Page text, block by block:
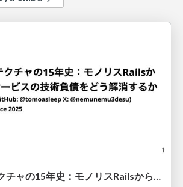
Qiitaアーキテクチャの15年史：モノリスRailsから巨大化するサービスの技術負債をどう解消するか